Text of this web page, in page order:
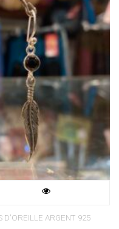
D'OREILLE ARGENT 925